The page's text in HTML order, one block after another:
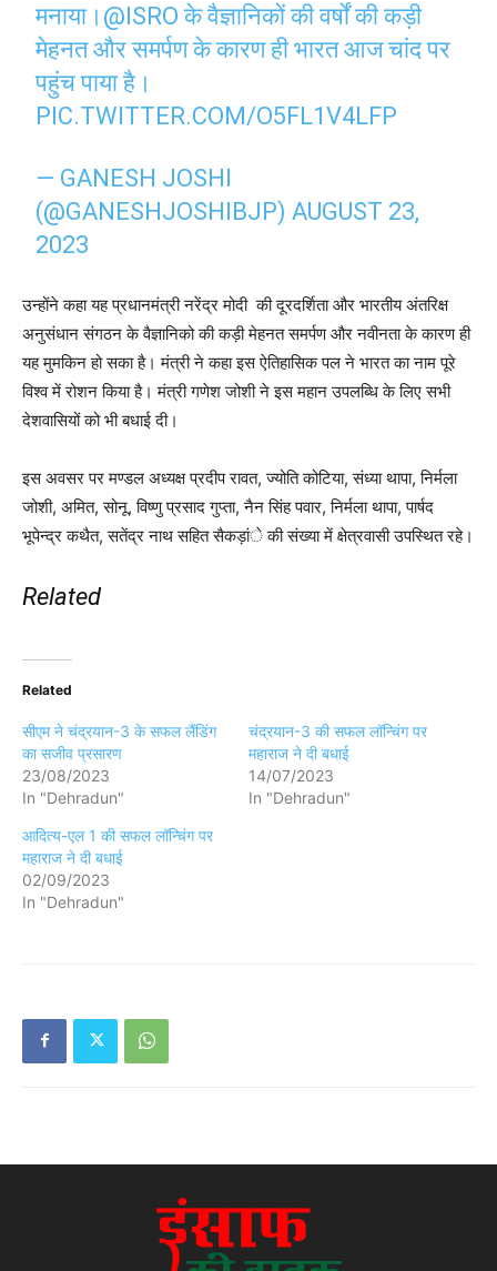
मनाया। @ISRO के वैज्ञानिकों की वर्षों की कड़ी
मेहनत और समर्पण के कारण ही भारत आज चांद पर
पहुंच पाया है।
PIC.TWITTER.COM/O5FL1V4LFP
— GANESH JOSHI
(@GANESHJOSHIBJP)AUGUST 23,
2023
उन्होंने कहा यह प्रधानमंत्री नरेंद्र मोदी की दूरदर्शिता और भारतीय अंतरिक्ष
अनुसंधान संगठन के वैज्ञानिको की कड़ी मेहनत समर्पण और नवीनता के कारण ही
यह मुमकिन हो सका है। मंत्री ने कहा इस ऐतिहासिक पल ने भारत का नाम पूरे
विश्व में रोशन किया है। मंत्री गणेश जोशी ने इस महान उपलब्धि के लिए सभी
देशवासियों को भी बधाई दी।
इस अवसर पर मण्डल अध्यक्ष प्रदीप रावत, ज्योति कोटिया, संध्या थापा, निर्मला
जोशी, अमित, सोनू, विष्णु प्रसाद गुप्ता, नैन सिंह पवार, निर्मला थापा, पार्षद
भूपेन्द्र कथैत, सतेंद्र नाथ सहित सैकड़ांे की संख्या में क्षेत्रवासी उपस्थित रहे।
Related
Related
सीएम ने चंद्रयान-3 के सफल लैंडिंग
का सजीव प्रसारण
23/08/2023
In "Dehradun"
चंद्रयान-3 की सफल लॉन्चिंग पर
महाराज ने दी बधाई
14/07/2023
In "Dehradun"
आदित्य-एल 1 की सफल लॉन्चिंग पर
महाराज ने दी बधाई
02/09/2023
In "Dehradun"